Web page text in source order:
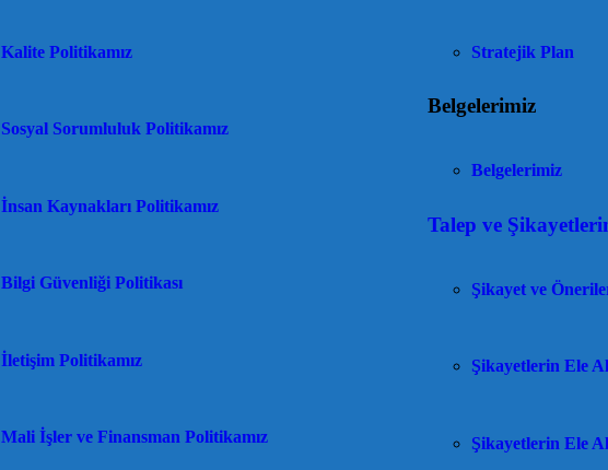
Kalite Politikamız
Sosyal Sorumluluk Politikamız
İnsan Kaynakları Politikamız
Bilgi Güvenliği Politikası
İletişim Politikamız
Mali İşler ve Finansman Politikamız
Stratejik Plan
Belgelerimiz
Belgelerimiz
Talep ve
Şikayet ve
Şikayetlerin Ele
Şikayetlerin Ele